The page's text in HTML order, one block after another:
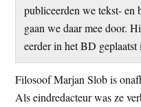
t
e
publiceerden we tekst- en
gaan we daar mee door.
eerder in het BD
Filosoof Marjan Slob is
Als eindredacteur was ze